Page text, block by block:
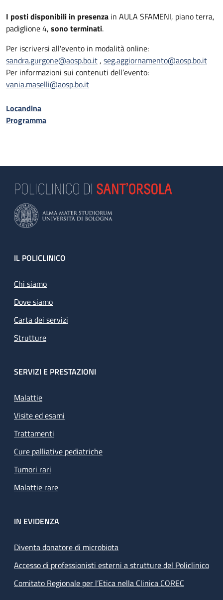
I posti disponibili in presenza in AULA SFAMENI, piano terra,
padiglione 4, sono terminati.
Per iscriversi all'evento in modalità online:
sandra.gurgone@aosp.bo.it, seg.aggiornamento@aosp.bo.it
Per informazioni sui contenuti dell’evento:
vania.maselli@aosp.bo.it
Locandina
Programma
Footer
IL POLICLINICO
Chi siamo
Dove siamo
Carta dei servizi
Strutture
SERVIZI E PRESTAZIONI
Malattie
Visite ed esami
Trattamenti
Cure palliative pediatriche
Tumori rari
Malattie rare
IN EVIDENZA
Diventa donatore di microbiota
Accesso di professionisti esterni a strutture del Policlinico
Comitato Regionale per l’Etica nella Clinica COREC